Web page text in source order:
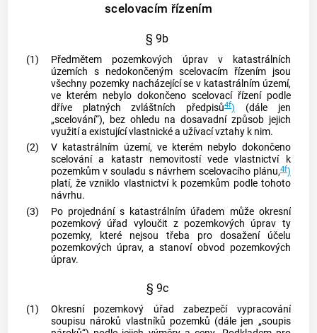
scelovacím řízením
§ 9b
(1) Předmětem pozemkových úprav v
katastrálních
územích s nedokončeným scelovacím řízením jsou
všechny pozemky nacházející se v katastrálním území,
ve kterém nebylo dokončeno scelovací řízení podle
dříve platných zvláštních předpisů4f) (dále jen
„scelování“), bez ohledu na dosavadní způsob jejich
využití a existující vlastnické a užívací vztahy k nim.
(2)
V katastrálním území, ve kterém nebylo dokončeno
scelování a katastr nemovitostívede vlastnictví k
pozemkům v souladu s návrhem scelovacího plánu,4f)
platí, že vzniklo vlastnictví k pozemkům podle tohoto
návrhu.
(3)
Po projednání s katastrálním úřadem může okresní
pozemkový úřad vyloučit z pozemkových úprav ty
pozemky, které nejsou třeba pro dosažení účelu
pozemkových úprav, a stanoví obvod pozemkových
úprav.
§ 9c
(1)
Okresní pozemkový úřad zabezpečí vypracování
soupisu nároků vlastníků pozemků (dále jen „soupis